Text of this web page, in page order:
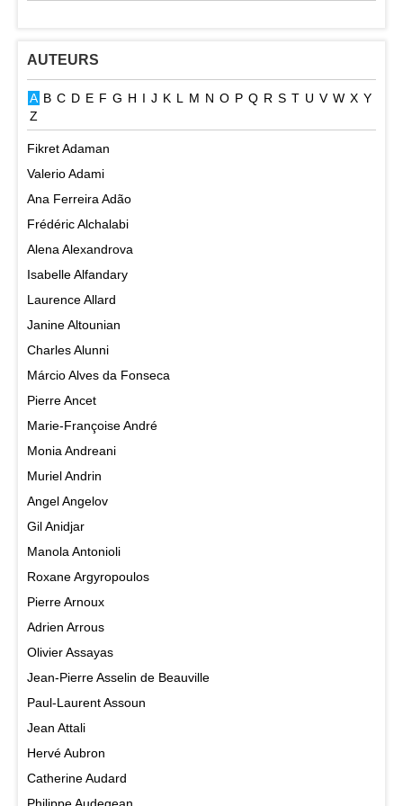
AUTEURS
A B C D E F G H I J K L M N O P Q R S T U V W X Y
Z
Fikret Adaman
Valerio Adami
Ana Ferreira Adão
Frédéric Alchalabi
Alena Alexandrova
Isabelle Alfandary
Laurence Allard
Janine Altounian
Charles Alunni
Márcio Alves da Fonseca
Pierre Ancet
Marie-Françoise André
Monia Andreani
Muriel Andrin
Angel Angelov
Gil Anidjar
Manola Antonioli
Roxane Argyropoulos
Pierre Arnoux
Adrien Arrous
Olivier Assayas
Jean-Pierre Asselin de Beauville
Paul-Laurent Assoun
Jean Attali
Hervé Aubron
Catherine Audard
Philippe Audegean